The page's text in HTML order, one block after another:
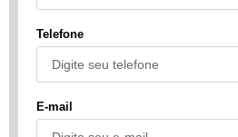
Telefone
E-mail